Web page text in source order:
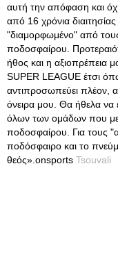
αυτή την απόφαση και
από 16 χρόνια
"διαμορφωμένο" από
ποδοσφαίρου.
ήθος και η
SUPER LEAGUE έτσι
αντιπροσωπεύει πλέον,
όνειρα μου. Θα ήθελα να
όλων των ομάδων που με
ποδοσφαίρου. Για τους
ποδόσφαιρο και το
θεός».onsports Tsouvali